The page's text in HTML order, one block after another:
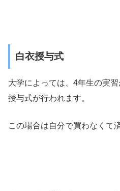
白衣授与式
大学によっては、4年生の実
授与式が行われます。
この場合は自分で買わなくて